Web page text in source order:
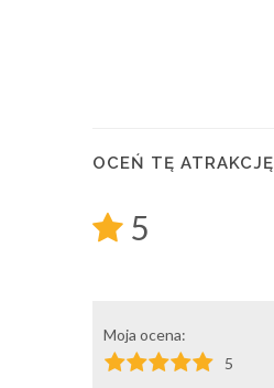
OCEŃ TĘ ATRAKCJĘ
5
Moja ocena:
5